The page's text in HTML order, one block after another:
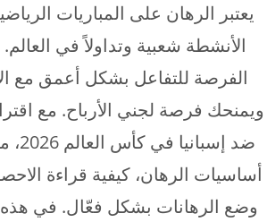
يعتبر الرهان على المباريات
الأنشطة شعبية وتداولاً في
الفرصة للتفاعل بشكل أعمق مع
ويمنحك فرصة لجني الأرباح. مع
ضد
أساسيات الرهان، كيفية قراءة
وضع الرهانات بشكل فعّال. في هذه